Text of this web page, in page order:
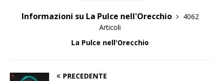
Informazioni su La Pulce nell'Orecchio
4062
Articoli
La Pulce nell'Orecchio
PRECEDENTE